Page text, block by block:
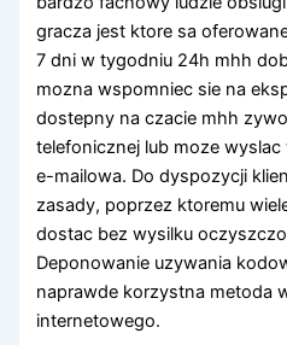
gracza jest ktore sa
7 dni w tygodniu 24h mhh
mozna wspomniec sie na
dostepny na czacie mhh
telefonicznej lub moze
e-mailowa. Do dyspozycji
zasady, poprzez ktoremu
dostac bez wysilku
Deponowanie uzywania
naprawde korzystna metoda
internetowego.